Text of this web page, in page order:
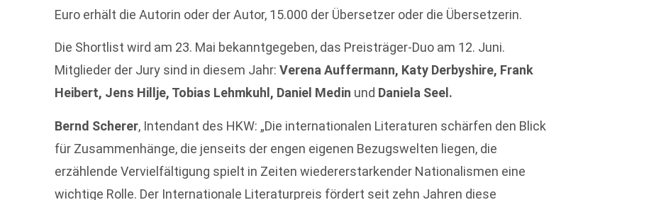
Euro erhält die Autorin oder der Autor, 15.000 der Übersetzer oder die Übersetzerin.
Die Shortlist wird am 23. Mai bekanntgegeben, das Preisträger-Duo am 12. Juni.
Mitglieder der Jury sind in diesem Jahr:Verena Auffermann, Katy Derbyshire, Frank
Heibert, Jens Hillje, Tobias Lehmkuhl, Daniel Medin und Daniela Seel.
Bernd Scherer, Intendant des HKW: „Die internationalen Literaturen schärfen den Blick
für Zusammenhänge, die jenseits der engen eigenen Bezugswelten liegen, die
erzählende Vervielfältigung spielt in Zeiten wiedererstarkender Nationalismen eine
wichtige Rolle. Der Internationale Literaturpreis fördert seit zehn Jahren diese